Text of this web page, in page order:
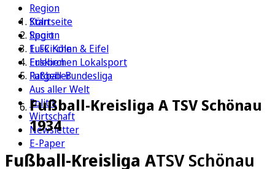
Region
Köln
Sport
1. FC Köln
Erleben
Ratgeber
Aus aller Welt
Politik
Wirtschaft
Newsletter
E-Paper
Startseite
Region
Euskirchen & Eifel
Euskirchen Lokalsport
Fußball-Bundesliga
Fußball-Kreisliga A TSV Schönau
1934
Fußball-Kreisliga ATSV Schönau